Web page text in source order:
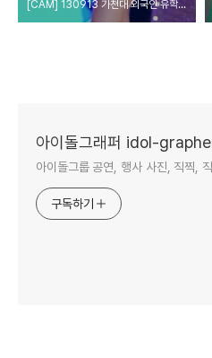
[CAM] 130913 가천대 외국인 유학생 문화대축전 - 베스티 by 다카코마츠
아이돌그래퍼 idol-
아이돌그룹 공연, 행사 사진, 직찍,
구독하기